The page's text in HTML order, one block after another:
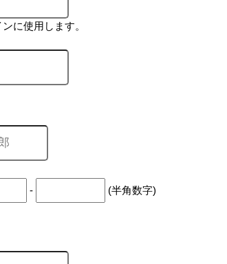
に使用します。
- (半角数字)